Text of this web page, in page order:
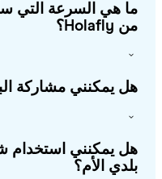
يمكنني مشاركة
الأم؟